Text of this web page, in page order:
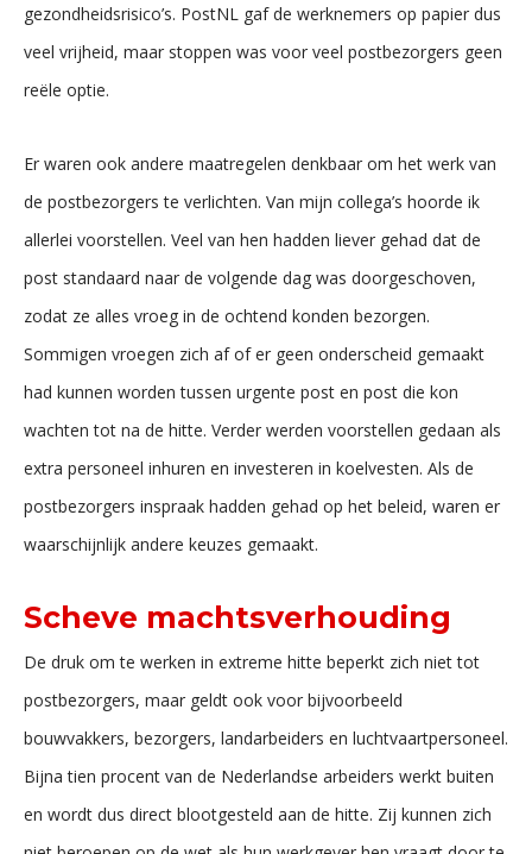
gezondheidsrisico’s. PostNL gaf de werknemers op papier dus
veel vrijheid, maar stoppen was voor veel postbezorgers geen
reële optie.
Er waren ook andere maatregelen denkbaar om het werk van
de postbezorgers te verlichten. Van mijn collega’s hoorde ik
allerlei voorstellen. Veel van hen hadden liever gehad dat de
post standaard naar de volgende dag was doorgeschoven,
zodat ze alles vroeg in de ochtend konden bezorgen.
Sommigen vroegen zich af of er geen onderscheid gemaakt
had kunnen worden tussen urgente post en post die kon
wachten tot na de hitte. Verder werden voorstellen gedaan als
extra personeel inhuren en investeren in koelvesten. Als de
postbezorgers inspraak hadden gehad op het beleid, waren er
waarschijnlijk andere keuzes gemaakt.
Scheve machtsverhouding
De druk om te werken in extreme hitte beperkt zich niet tot
postbezorgers, maar geldt ook voor bijvoorbeeld
bouwvakkers, bezorgers, landarbeiders en luchtvaartpersoneel.
Bijna tien procent van de Nederlandse arbeiders werkt buiten
en wordt dus direct blootgesteld aan de hitte. Zij kunnen zich